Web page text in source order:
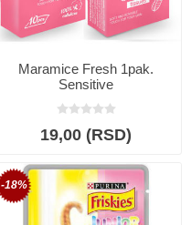
Maramice Fresh 1pak.
Sensitive
19,00 (RSD)
-18%